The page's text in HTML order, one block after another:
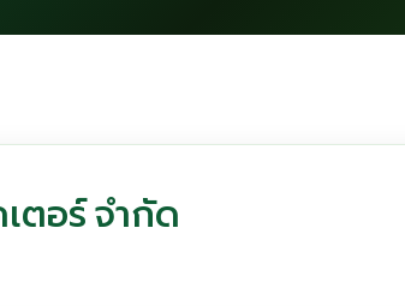
ตอร์ จำกัด